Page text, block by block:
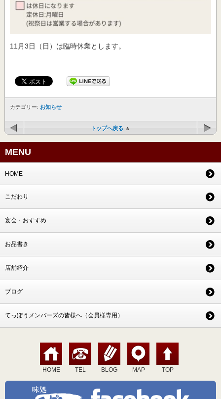
11月3日（日）は臨時休業とします。
カテゴリー: お知らせ
トップへ戻る
MENU
HOME
こだわり
宴会・おすすめ
お品書き
店舗紹介
ブログ
てっぽうメンバーズの皆様へ（会員様専用）
HOME TEL BLOG MAP TOP